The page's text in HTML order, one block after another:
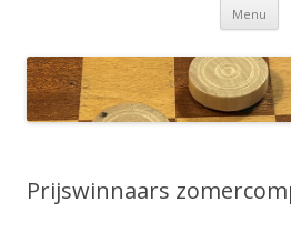
Menu
Prijswinnaars